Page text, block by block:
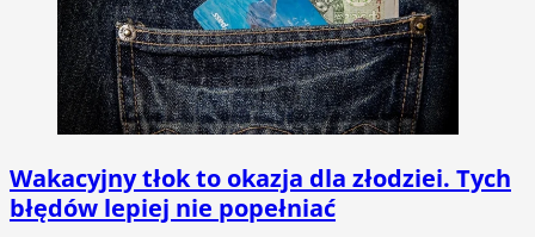
Wakacyjny tłok to okazja dla złodziei. Tych
błędów lepiej nie popełniać